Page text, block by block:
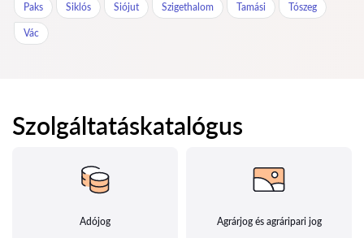
Paks Siklós Siójut Szigethalom Tamási Tószeg
Vác
Szolgáltatáskatalógus
Adójog Agrárjog és agráripari jog